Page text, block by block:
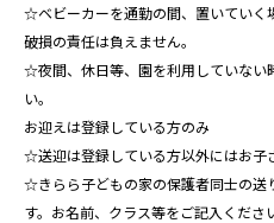
☆ベビーカーを通勤の間、置いていく
破損の責任は負えません。
☆夜間、休日等、園を利用していない
い。
お迎えは登録している方のみ
☆送迎は登録している方以外にはお子
☆きらら子どもの家の保護者同士の送
す。お名前、クラス等をご記入くださ